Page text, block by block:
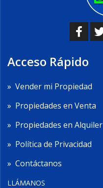
Acceso Rápido
» Vender mi Propiedad
» Propiedades en Venta
» Propiedades en Alquiler
» Política de Privacidad
» Contáctanos
LLÁMANOS